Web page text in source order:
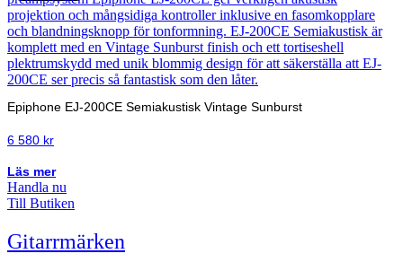
Epiphone EJ-200CE Semiakustisk Vintage Sunburst
6 580 kr
Läs mer
Handla nu
Till Butiken
Gitarrmärken